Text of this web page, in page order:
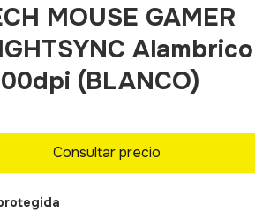
MOUSE GAMER
Alambrico
(BLANCO)